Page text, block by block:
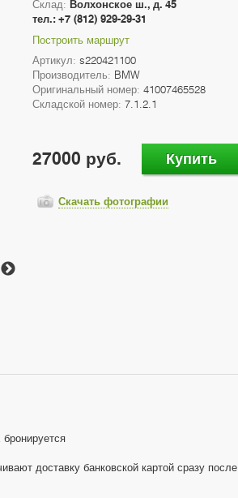
Склад: Волхонское ш., д. 45
тел.: +7 (812) 929-29-31
Построить маршрут
Артикул: s220421100
Производитель: BMW
Оригинальный номер: 41007465528
Складской номер: 7.1.2.1
27000 руб. Купить
Скачать фотографии
доставку банковской картой сразу после